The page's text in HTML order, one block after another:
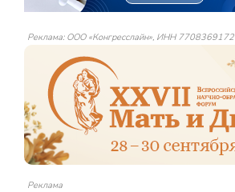
Реклама: ООО «Конгресслайн», ИНН 7708369172
Реклама